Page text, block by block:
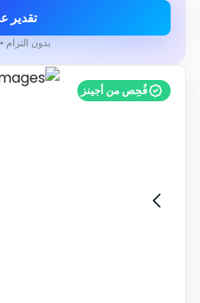
تقدير
بدون التزام
فُحِص من أجينز